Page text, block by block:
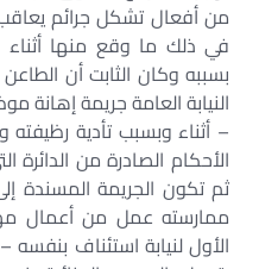
من أفعال تشكل جرائم
في ذلك ما وقع منها أثناء
بسببه وكان الثابت أن
النيابة العامة جريمة
– أثناء وبسبب تأدية
الأحكام الصادرة من
ثم تكون الجريمة
ممارسته عمل من أعمال
الأول لنيابة استئناف